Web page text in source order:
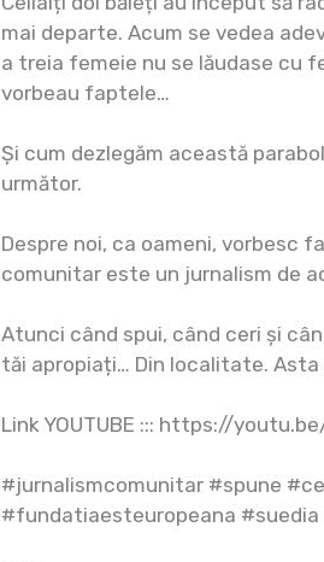
mai departe. Acum se vedea
a treia femeie nu se lăudase cu
vorbeau faptele…
Și cum dezlegăm această
următor.
Despre noi, ca oameni, vorbesc
comunitar este un jurnalism de
Atunci când spui, când ceri și
tăi apropiați… Din localitate.
Link YOUTUBE ::: https://
#jurnalismcomunitar #spune
#fundatiaesteuropeana #suedia